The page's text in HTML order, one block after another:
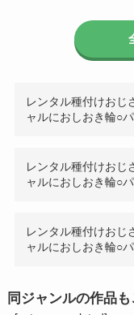
レンタル種付けおじ
ャルにおしおき輪○
レンタル種付けおじ
ャルにおしおき輪○
レンタル種付けおじ
ャルにおしおき輪○
同ジャンルの作品